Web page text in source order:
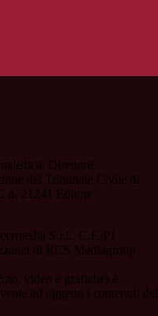
Direttore
del Tribunale Civile di
n. 21241 Editore
S.r.l., C.F./PI
di RCS Mediagroup
video e grafiche) è
ad oggetto i contenuti del